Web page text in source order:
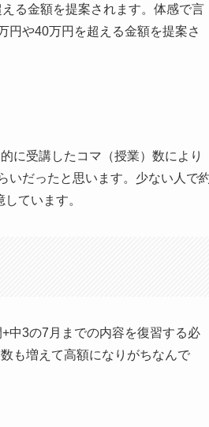
る金額を提案されます。体感で言
円や40万円を超える金額を提案さ
に受講したコマ（授業）数により
いだったと思います。少ない人で
ています。
中3の7月までの内容を復習する必
も増えて高額になりがちなんで